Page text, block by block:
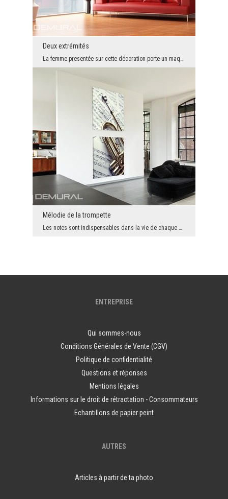
Deux extrémités
La femme presentée sur cette décoration porte un maquillage riche et fort mais sa pose est modest...
Mélodie de la trompette
Les notes sont indispensables dans la vie de chaque musicien. C'est avec les notes qu'il est capa...
ENTREPRISE
Qui sommes-nous
Conditions Générales de Vente (CGV)
Politique de confidentialité
Questions et réponses
Mentions légales
Informations sur le droit de rétractation - Consommateurs
Echantillons de papier peint
AUTRES
Articles à partir de ta photo